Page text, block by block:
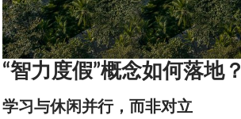
“智力度假”概念如何落地？
学习与休闲并行，而非对立